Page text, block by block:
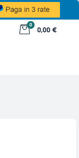
0
0,00 €